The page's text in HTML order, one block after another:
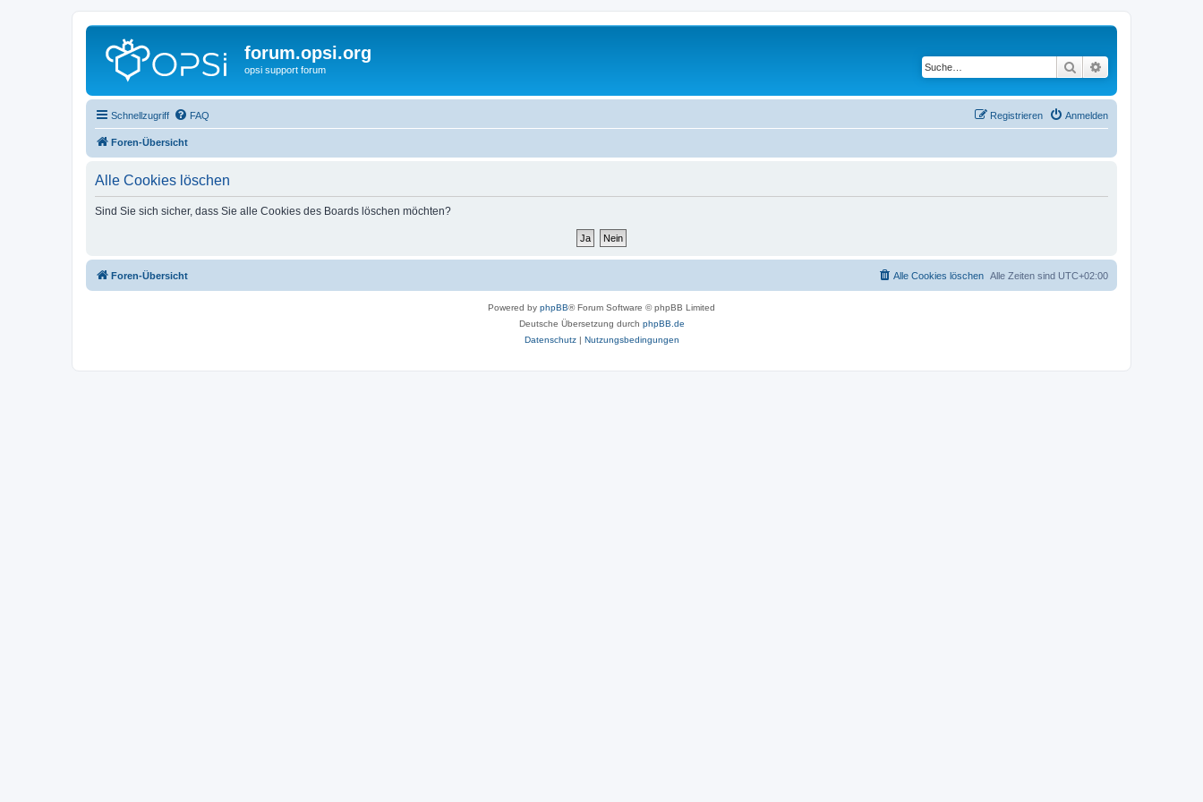
forum.opsi.org
opsi support forum Suche
Schnellzugriff FAQ Anmelden
Registrieren
Foren-Übersicht
Alle Cookies löschen
Sind Sie sich sicher, dass Sie alle Cookies des Boards löschen möchten?
Foren-Übersicht Alle Zeiten sind UTC+02:00
Alle Cookies löschen
Powered by phpBB® Forum Software © phpBB Limited
Deutsche Übersetzung durch phpBB.de
Datenschutz| Nutzungsbedingungen